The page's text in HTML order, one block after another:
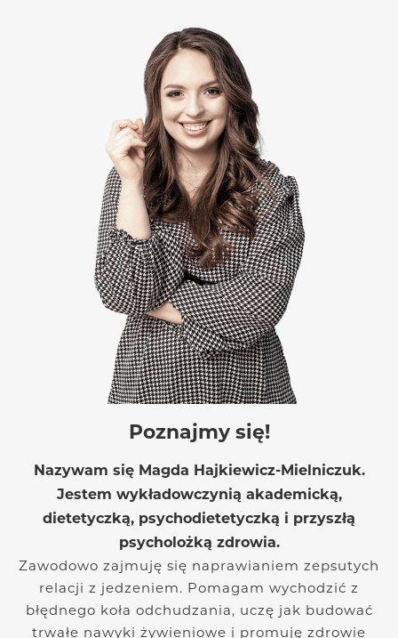
Poznajmy się!
Nazywam się Magda Hajkiewicz-Mielniczuk.
Jestem wykładowczynią akademicką,
dietetyczką, psychodietetyczką i przyszłą
psycholożką zdrowia.
Zawodowo zajmuję się naprawianiem zepsutych
relacji z jedzeniem. Pomagam wychodzić z
błędnego koła odchudzania, uczę jak budować
trwałe nawyki żywieniowe i promuję zdrowie